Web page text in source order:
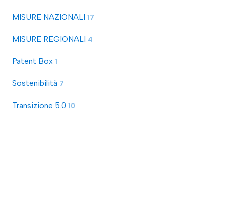
MISURE NAZIONALI 17
MISURE REGIONALI 4
Patent Box 1
Sostenibilità 7
Transizione 5.0 10